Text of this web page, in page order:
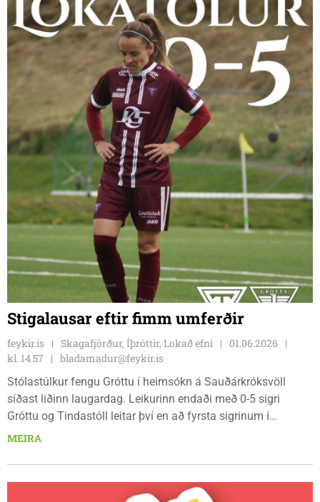
Stigalausar eftir fimm umferðir
feykir.is Skagafjörður, Íþróttir, Lokað efni
01.06.2026
kl. 14.57
bladamadur@feykir.is
Stólastúlkur fengu Gróttu í heimsókn á Sauðárkróksvöll
síðast liðinn laugardag. Leikurinn endaði með 0-5 sigri
Gróttu og Tindastóll leitar því en að fyrsta sigrinum í
Lengjudeildinni.
MEIRA